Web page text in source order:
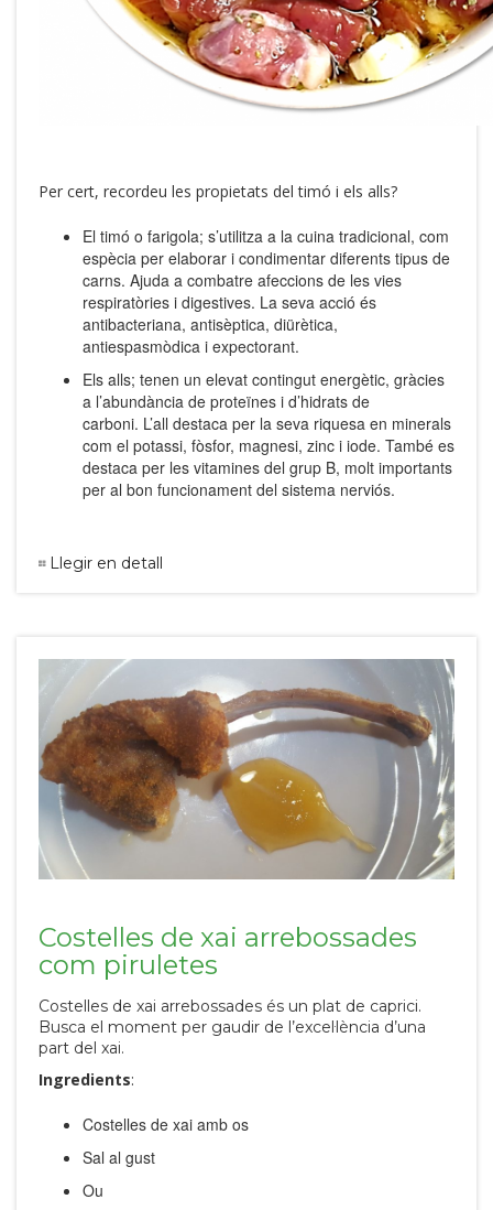
Per cert, recordeu les propietats del timó i els alls?
El timó o farigola; s’utilitza a la cuina tradicional, com
espècia per elaborar i condimentar diferents tipus de
carns. Ajuda a combatre afeccions de les vies
respiratòries i digestives. La seva acció és
antibacteriana, antisèptica, diürètica,
antiespasmòdica i expectorant.
Els alls; tenen un elevat contingut energètic, gràcies
a l’abundància de proteïnes i d’hidrats de
carboni. L’all destaca per la seva riquesa en minerals
com el potassi, fòsfor, magnesi, zinc i iode. També es
destaca per les vitamines del grup B, molt importants
per al bon funcionament del sistema nerviós.
Llegir en detall
Costelles de xai arrebossades
com piruletes
Costelles de xai arrebossades és un plat de caprici.
Busca el moment per gaudir de l’excel·lència d’una
part del xai.
Ingredients:
Costelles de xai amb os
Sal al gust
Ou